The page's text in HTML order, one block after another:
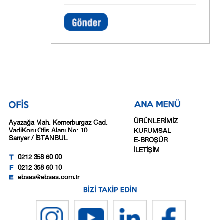
Ayazağa Mah. Kemerburgaz Cad.
VadiKoru Ofis Alanı No: 10
Sarıyer / İSTANBUL
0212 358 60 00
0212 358 60 10
ebsas@ebsas.com.tr
ÜRÜNLERİMİZ
KURUMSAL
E-BROŞÜR
İLETİŞİM